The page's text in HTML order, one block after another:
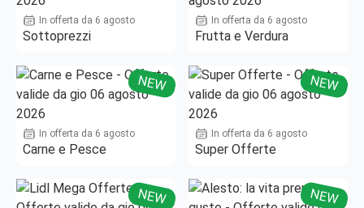
In offerta da 6 agosto
Sottoprezzi
In offerta da 6 agosto
Frutta e Verdura
NEW
In offerta da 6 agosto
Carne e Pesce
NEW
In offerta da 6 agosto
Super Offerte
NEW NEW